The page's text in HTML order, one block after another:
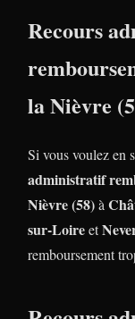
Recours
la Nièvre
Si vous voulez en
administratif
Nièvre (58)à
sur-Loireet
remboursement